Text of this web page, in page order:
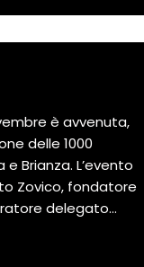
è avvenuta,
delle 1000
Brianza. L’evento
Zovico, fondatore
delegato...